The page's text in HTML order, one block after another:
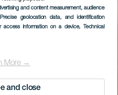
and content measurement, audience
geolocation data, and identification
access information on a device, Technical
More →
and close